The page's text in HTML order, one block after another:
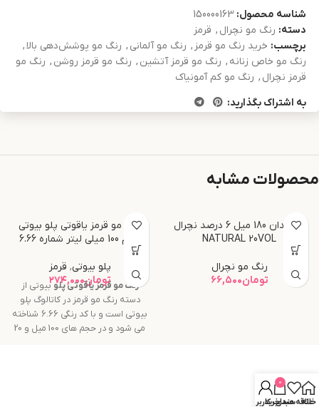
شناسه محصول: 150000163
دسته: رنگ مو نچرال , قرمز
برچسب: خرید رنگ مو قرمز , رنگ مو آلمانی , رنگ مو پوشش‌دهی بالا,
رنگ مو خاص زنانه , رنگ مو قرمز آتشین , رنگ مو قرمز روشن , رنگ مو
قرمز نچرال , رنگ مو کم آمونیاک
به اشتراک بگذارید:
محصولات مشابه
اکسیدان 180 میل 6 درصد نچرال
NATURAL 20VOL
رنگ مو نچرال
تومان۶۶,۵۰۰
رنگ مو قرمز یاقوتی پلو بیوتی
حجم 100 میلی لیتر شماره 6.66
پلو بیوتی, قرمز
تومان۲۷۴,۰۰۰ رنگ مو قرمز یاقوتیپلو بیوتی از
دسته رنگ مو قرمز در کاتالوگ پلو
بیوتی است و با کد رنگی 6.66 شناخته
می شود و در حجم های 100 میل و 20
خانه
علاقه مندی
0
سبد خرید
حساب کاربری من